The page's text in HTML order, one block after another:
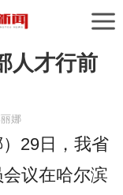
人才行前
娜
29日，我省
议在哈尔滨